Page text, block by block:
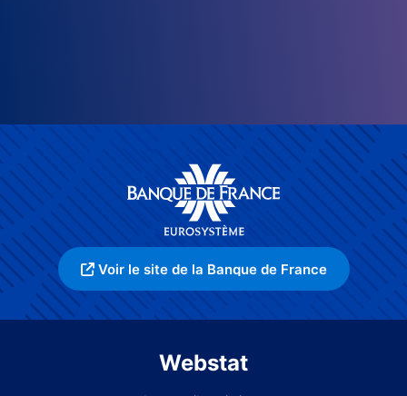
Voir le site de la Banque de France
Webstat